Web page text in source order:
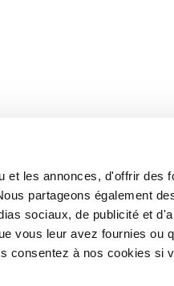
et les annonces, d'offrir des
partageons également
sociaux, de publicité et
vous leur avez fournies ou
consentez à nos cookies si